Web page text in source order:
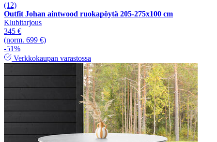
(12)
Outfit Johan aintwood ruokapöytä 205-275x100 cm
Klubitarjous
345 €
(norm. 699 €)
-51%
Verkkokaupan varastossa